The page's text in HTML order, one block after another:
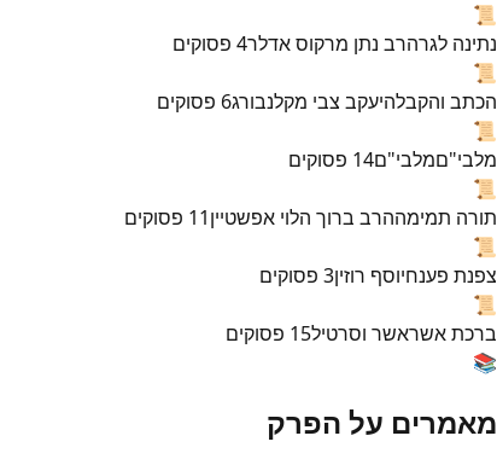
📜
נתינה לגרהרב נתן מרקוס אדלר4 פסוקים
📜
הכתב והקבלהיעקב צבי מקלנבורג6 פסוקים
📜
מלבי"םמלבי"ם14 פסוקים
📜
תורה תמימההרב ברוך הלוי אפשטיין11 פסוקים
📜
צפנת פענחיוסף רוזין3 פסוקים
📜
ברכת אשראשר וסרטיל15 פסוקים
📚
מאמרים על הפרק